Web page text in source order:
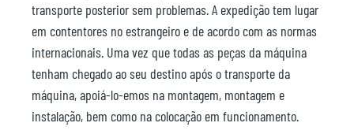
transporte posterior sem problemas. A expedição tem lugar
em contentores no estrangeiro e de acordo com as normas
internacionais. Uma vez que todas as peças da máquina
tenham chegado ao seu destino após o transporte da
máquina, apoiá-lo-emos na montagem, montagem e
instalação, bem como na colocação em funcionamento.